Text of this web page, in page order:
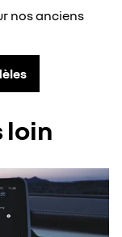
nos anciens
loin